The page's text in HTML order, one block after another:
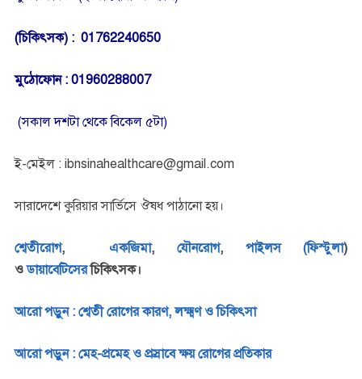
(চিকিৎসক) : 01762240650
মুঠোফোন : 01960288007
(সকাল দশটা থেকে বিকেল ৫টা)
ই-মেইল : ibnsinahealthcare@gmail.com
সারাদেশে কুরিয়ার সার্ভিসে ঔষধ পাঠানো হয়।
শ্বেতীরোগ, একজিমা, যৌনরোগ,পাইলস (ফিস্টুলা)
ওডায়াবেটিসেরচিকিৎসক।
আরো পড়ুন : শ্বেতী রোগের কারণ, লক্ষ্মণ ও চিকিৎসা
আরো পড়ুন : মেহ-প্রমেহ ও প্রস্রাবে ক্ষয় রোগের প্রতিকার